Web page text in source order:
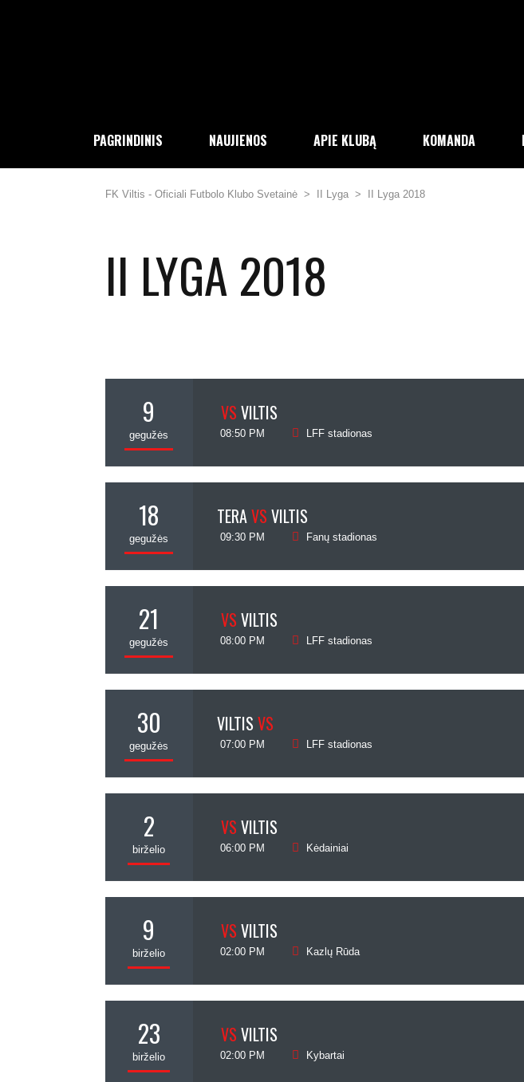
PAGRINDINIS NAUJIENOS APIE KLUBĄ KOMANDA
FK Viltis - Oficiali Futbolo Klubo Svetainė > II Lyga > II Lyga 2018
II LYGA 2018
9
gegužės
VS VILTIS
08:50 PM LFF stadionas
18
gegužės
TERAVS VILTIS
09:30 PM Fanų stadionas
21
gegužės
VS VILTIS
08:00 PM LFF stadionas
30
gegužės
VILTIS VS
07:00 PM LFF stadionas
2
birželio
VS VILTIS
06:00 PM Kėdainiai
9
birželio
VS VILTIS
02:00 PM Kazlų Rūda
23
birželio
VS VILTIS
02:00 PM Kybartai